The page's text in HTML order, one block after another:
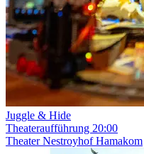
Juggle & Hide
Theateraufführung 20:00
Theater Nestroyhof Hamakom